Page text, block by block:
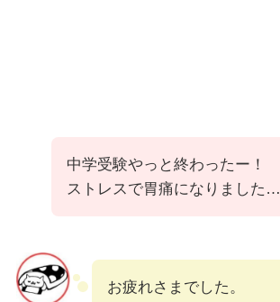
中学受験やっと終わったー！
ストレスで胃痛になりました…
お疲れさまでした。